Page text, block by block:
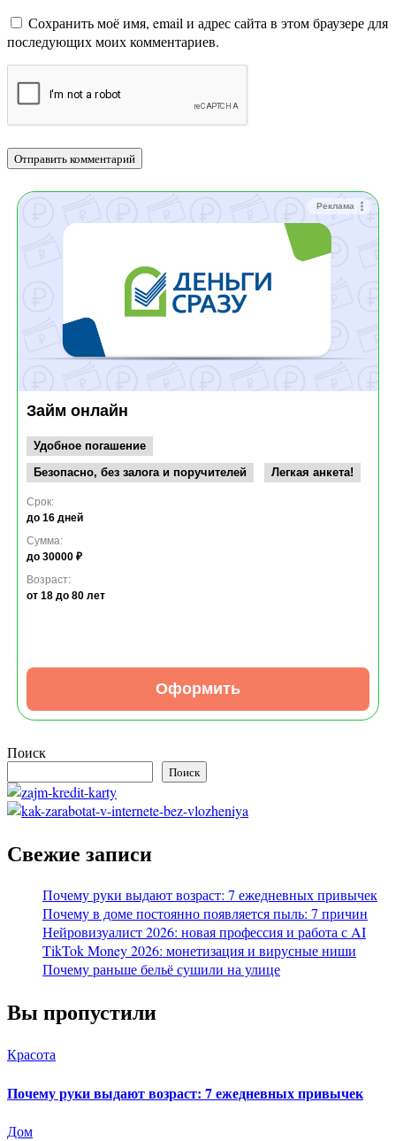
Сохранить моё имя, email и адрес сайта в этом браузере для
последующих моих комментариев.
Реклама
Займ онлайн
Удобное погашение
Безопасно, без залога и поручителей
Легкая анкета!
Срок:
до 16 дней
Сумма:
до 30000 ₽
Возраст:
от 18 до 80 лет
Оформить
Поиск
Поиск
Свежие записи
Почему руки выдают возраст: 7 ежедневных привычек
Почему в доме постоянно появляется пыль: 7 причин
Нейровизуалист 2026: новая профессия и работа с AI
TikTok Money 2026: монетизация и вирусные ниши
Почему раньше бельё сушили на улице
Вы пропустили
Красота
Почему руки выдают возраст: 7 ежедневных привычек
Дом